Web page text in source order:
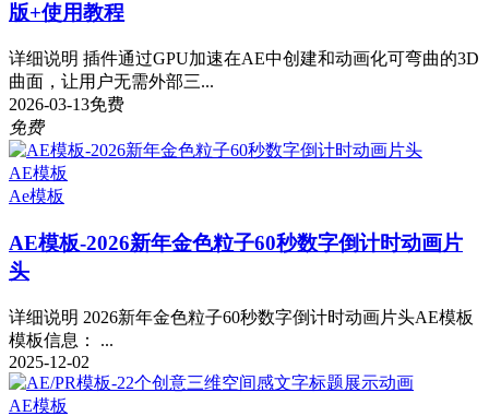
版+使用教程
详细说明 插件通过GPU加速在AE中创建和动画化可弯曲的3D
曲面，让用户无需外部三...
2026-03-13免费
免费
AE模板
Ae模板
AE模板-2026新年金色粒子60秒数字倒计时动画片
头
详细说明 2026新年金色粒子60秒数字倒计时动画片头AE模板
模板信息： ...
2025-12-02
AE模板